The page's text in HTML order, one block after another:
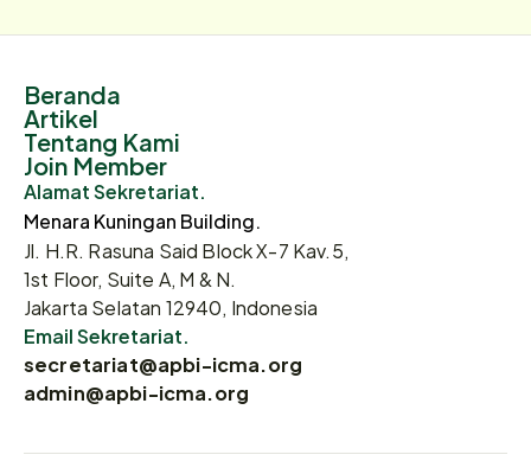
Beranda
Artikel
Tentang Kami
Join Member
Alamat Sekretariat.
Menara Kuningan Building.
Jl. H.R. Rasuna Said Block X-7 Kav.5,
1st Floor, Suite A, M & N.
Jakarta Selatan 12940, Indonesia
Email Sekretariat.
secretariat@apbi-icma.org
admin@apbi-icma.org